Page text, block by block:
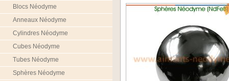
Blocs Néodyme
Anneaux Néodyme
Cylindres Néodyme
Cubes Néodyme
Tubes Néodyme
Sphères Néodyme